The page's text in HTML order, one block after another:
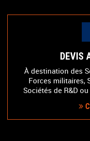
DEVIS
À destination des
Forces militaires,
Sociétés de R&D